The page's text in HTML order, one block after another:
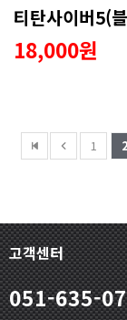
티탄사이버5(
18,000원
1 2
고객센터
051-635-